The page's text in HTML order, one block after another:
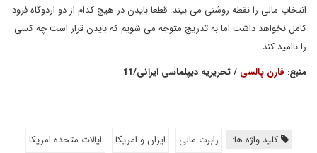
انتخاب مالی را نقطه روشنی می بیند. قطعا بایدن در هیچ کدام از دو اردوگاه فرود
کامل نخواهد داشت اما به تدریج متوجه می شویم که بایدن قرار است چه کسی
را ناامید کند.
منبع: فارن پالسی / تحریریه دیپلماسی ایرانی/11
کلید واژه ها: رابرت مالی ایران و امریکا
ایالات متحده امریکا